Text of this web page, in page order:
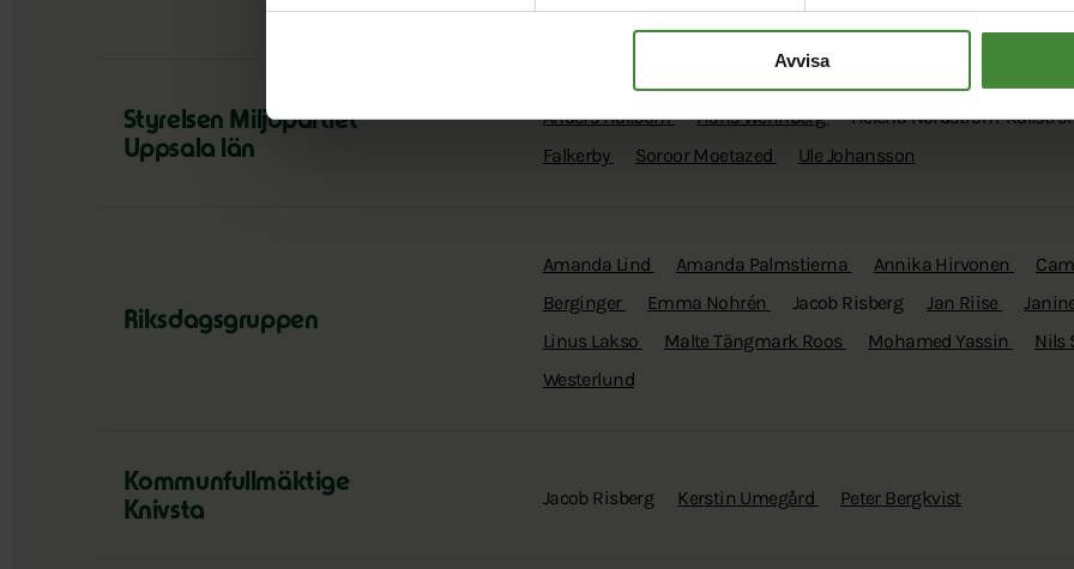
Avvisa
Styrelsen Miljöpartiet
Uppsala län
Anders Hällbom Hans Wennberg
Helena Nordström-
Falkerby
Soroor Moetazed Ule Johansson
Riksdagsgruppen
Amanda Lind Amanda Palmstierna Annika Hirvonen
Berginger
Emma Nohrén Jacob Risberg Jan Riise
Linus Lakso
Malte Tängmark Roos Mohamed Yassin
Nils
Westerlund
Kommunfullmäktige
Knivsta
Jacob Risberg Kerstin Umegård Peter Bergkvist